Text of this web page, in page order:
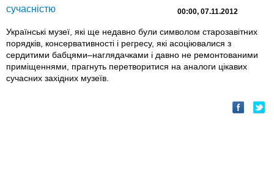
00:00, 07.11.2012
Українські музеї, які ще недавно були символом старозавітних
порядків, консервативності і регресу, які асоціювалися з
сердитими бабцями–наглядачками і давно не ремонтованими
приміщеннями, прагнуть перетворитися на аналоги цікавих
сучасних західних музеїв.